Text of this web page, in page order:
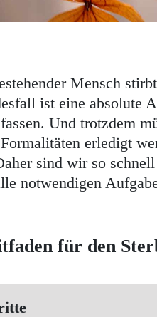
Mensch
ist eine absolute
Und trotzdem
erledigt
sind wir so
notwendigen
für den